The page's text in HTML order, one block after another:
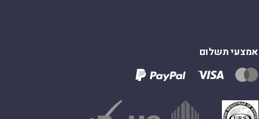
אמצעי תשלום